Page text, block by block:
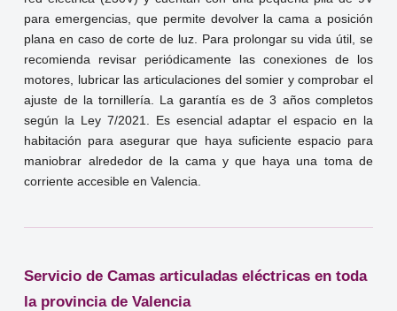
para emergencias, que permite devolver la cama a posición
plana en caso de corte de luz. Para prolongar su vida útil, se
recomienda revisar periódicamente las conexiones de los
motores, lubricar las articulaciones del somier y comprobar el
ajuste de la tornillería. La garantía es de 3 años completos
según la Ley 7/2021. Es esencial adaptar el espacio en la
habitación para asegurar que haya suficiente espacio para
maniobrar alrededor de la cama y que haya una toma de
corriente accesible en Valencia.
Servicio de Camas articuladas eléctricas en toda
la provincia de Valencia